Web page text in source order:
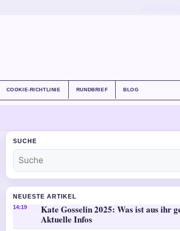
COOKIE-RICHTLINIE RUNDBRIEF BLOG
SUCHE
NEUESTE ARTIKEL
14:19
Kate Gosselin 2025: Was ist aus ihr
Aktuelle Infos